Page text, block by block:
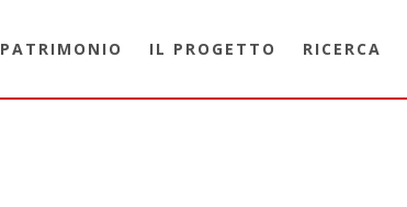
PATRIMONIO IL PROGETTO RICERCA